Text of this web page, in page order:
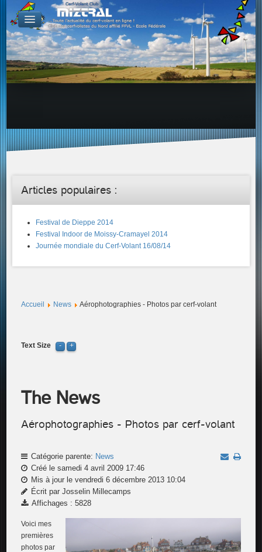
De par le monde
GALERIES
Galerie Photo
Galerie KAP
Galerie Vidéo
Proposer un lien sur votre site Web
Proposer un nouveau lien !
Articles populaires :
Festival de Dieppe 2014
Festival Indoor de Moissy-Cramayel 2014
Journée mondiale du Cerf-Volant 16/08/14
Accueil News Aérophotographies - Photos par cerf-volant
Text Size
The News
Aérophotographies - Photos par cerf-volant
Catégorie parente: News
Créé le samedi 4 avril 2009 17:46
Mis à jour le vendredi 6 décembre 2013 10:04
Écrit par Josselin Millecamps
Affichages : 5828
Voici mes
premières
photos par